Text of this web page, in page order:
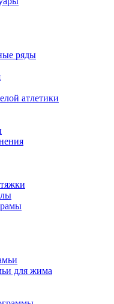
ряды
атлетики
для жима